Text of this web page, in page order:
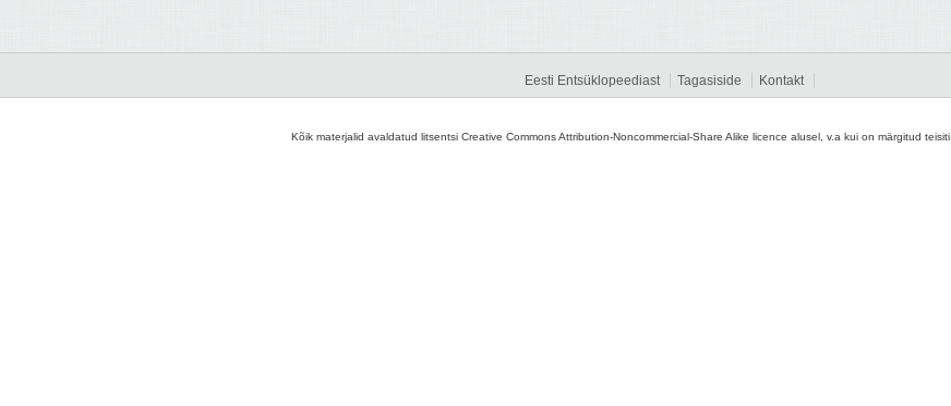
Eesti Entsüklopeediast Tagasiside Kontakt
Kõik materjalid avaldatud litsentsi Creative Commons Attribution-Noncommercial-Share Alike licence alusel, v.a kui on märgitud teisiti.